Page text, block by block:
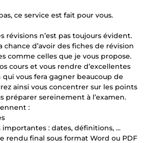
ce service est fait pour vous.
révisions n’est pas toujours évident.
chance d’avoir des fiches de révision
comme celles que je vous propose.
cours et vous rendre d’excellentes
vous fera gagner beaucoup de
ainsi vous concentrer sur les points
préparer sereinement à l’examen.
:
: dates, définitions, …
rendu final sous format Word ou PDF